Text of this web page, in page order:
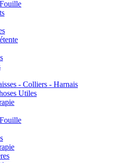
- Colliers - Harnais
Utiles